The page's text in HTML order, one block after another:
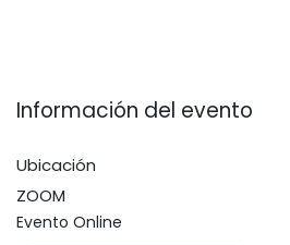
Información del evento
Ubicación
ZOOM
Evento Online